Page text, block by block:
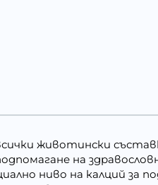
животински
на
ниво на калций за